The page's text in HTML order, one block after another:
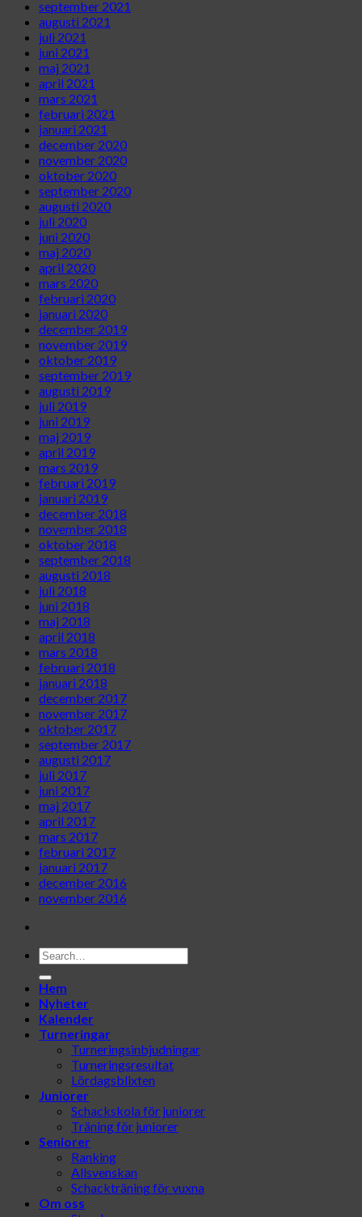
september 2021
augusti 2021
juli 2021
juni 2021
maj 2021
april 2021
mars 2021
februari 2021
januari 2021
december 2020
november 2020
oktober 2020
september 2020
augusti 2020
juli 2020
juni 2020
maj 2020
april 2020
mars 2020
februari 2020
januari 2020
december 2019
november 2019
oktober 2019
september 2019
augusti 2019
juli 2019
juni 2019
maj 2019
april 2019
mars 2019
februari 2019
januari 2019
december 2018
november 2018
oktober 2018
september 2018
augusti 2018
juli 2018
juni 2018
maj 2018
april 2018
mars 2018
februari 2018
januari 2018
december 2017
november 2017
oktober 2017
september 2017
augusti 2017
juli 2017
juni 2017
maj 2017
april 2017
mars 2017
februari 2017
januari 2017
december 2016
november 2016
Hem
Nyheter
Kalender
Turneringar
Turneringsinbjudningar
Turneringsresultat
Lördagsblixten
Juniorer
Schackskola för juniorer
Träning för juniorer
Seniorer
Ranking
Allsvenskan
Schackträning för vuxna
Om oss